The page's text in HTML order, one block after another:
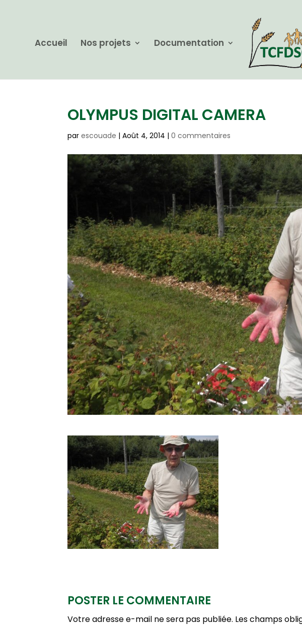
Accueil Nos projets Documentation
OLYMPUS DIGITAL CAMERA
parescouade |Août 4, 2014 |0 commentaires
POSTER LE COMMENTAIRE
Votre adresse e-mail ne sera pas publiée. Les champs